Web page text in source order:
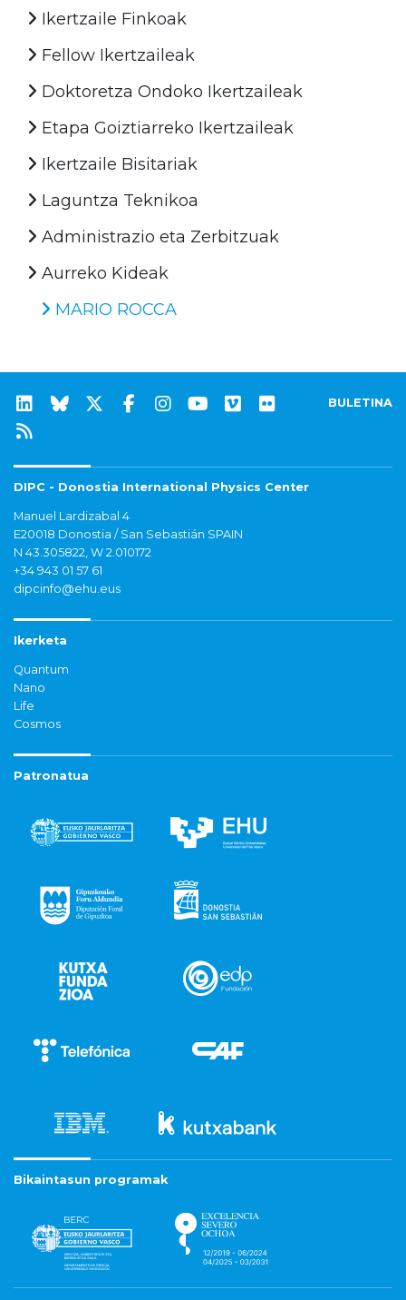
Ikertzaile Finkoak
Fellow Ikertzaileak
Doktoretza Ondoko Ikertzaileak
Etapa Goiztiarreko Ikertzaileak
Ikertzaile Bisitariak
Laguntza Teknikoa
Administrazio eta Zerbitzuak
Aurreko Kideak
MARIO ROCCA
BULETINA
DIPC - Donostia International Physics Center
Manuel Lardizabal 4
E20018 Donostia / San Sebastián SPAIN
N 43.305822, W 2.010172
+34 943 01 57 61
dipcinfo@ehu.eus
Ikerketa
Quantum
Nano
Life
Cosmos
Patronatua
Bikaintasun programak